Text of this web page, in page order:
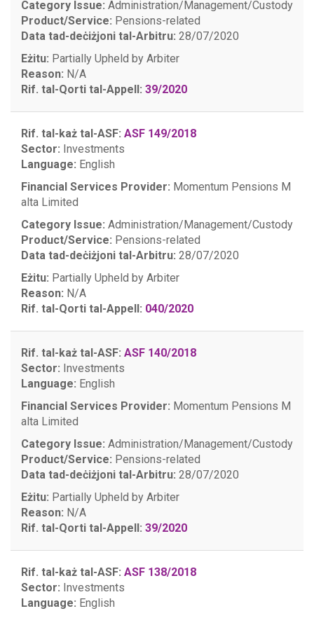
Category Issue: Administration/Management/Custody
Product/Service: Pensions-related
Data tad-deċiżjoni tal-Arbitru: 28/07/2020
Eżitu: Partially Upheld by Arbiter
Reason: N/A
Rif. tal-Qorti tal-Appell: 39/2020
Rif. tal-każ tal-ASF: ASF 149/2018
Sector: Investments
Language: English
Financial Services Provider: Momentum Pensions M
alta Limited
Category Issue: Administration/Management/Custody
Product/Service: Pensions-related
Data tad-deċiżjoni tal-Arbitru: 28/07/2020
Eżitu: Partially Upheld by Arbiter
Reason: N/A
Rif. tal-Qorti tal-Appell: 040/2020
Rif. tal-każ tal-ASF: ASF 140/2018
Sector: Investments
Language: English
Financial Services Provider: Momentum Pensions M
alta Limited
Category Issue: Administration/Management/Custody
Product/Service: Pensions-related
Data tad-deċiżjoni tal-Arbitru: 28/07/2020
Eżitu: Partially Upheld by Arbiter
Reason: N/A
Rif. tal-Qorti tal-Appell: 39/2020
Rif. tal-każ tal-ASF: ASF 138/2018
Sector: Investments
Language: English